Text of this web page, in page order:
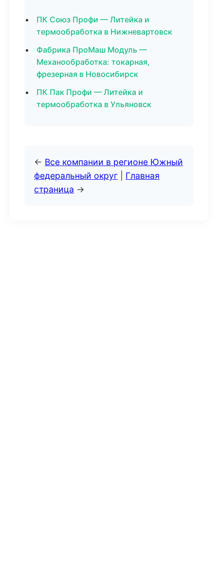
ПК Союз Профи — Литейка и
термообработка в Нижневартовск
Фабрика ПроМаш Модуль —
Механообработка: токарная,
фрезерная в Новосибирск
ПК Пак Профи — Литейка и
термообработка в Ульяновск
← Все компании в регионе Южный
федеральный округ
Главная
страница →